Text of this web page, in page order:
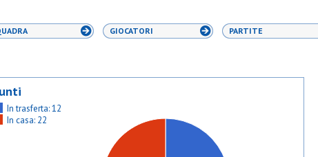
GIOCATORI PARTITE
In trasferta: 12
In casa: 22